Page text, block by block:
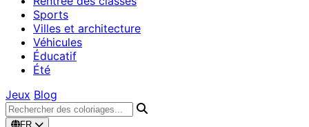
Sports
Villes et architecture
Véhicules
Éducatif
Été
Jeux Blog
FR